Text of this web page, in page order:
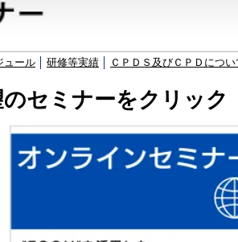
ュール 研修等実績 ＣＰＤＳ及びＣＰＤにつ
セミナーをクリック